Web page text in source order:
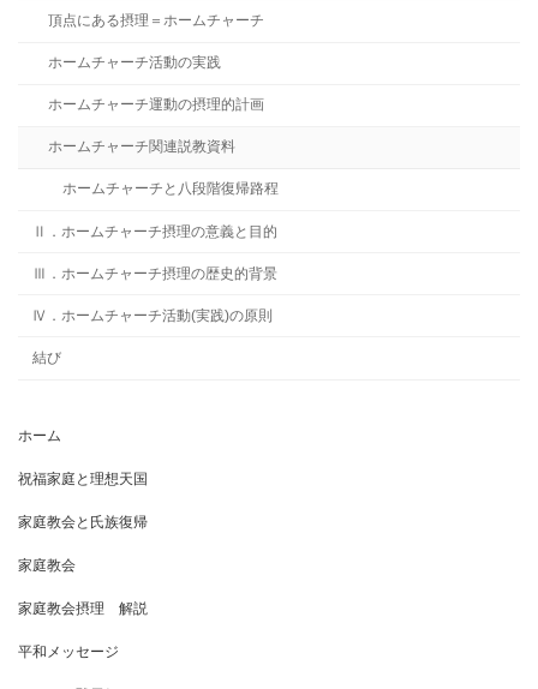
頂点にある摂理＝ホームチャーチ
ホームチャーチ活動の実践
ホームチャーチ運動の摂理的計画
ホームチャーチ関連説教資料
ホームチャーチと八段階復帰路程
Ⅱ．ホームチャーチ摂理の意義と目的
Ⅲ．ホームチャーチ摂理の歴史的背景
Ⅳ．ホームチャーチ活動(実践)の原則
結び
ホーム
祝福家庭と理想天国
家庭教会と氏族復帰
家庭教会
家庭教会摂理 解説
平和メッセージ